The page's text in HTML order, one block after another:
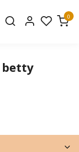
0
betty